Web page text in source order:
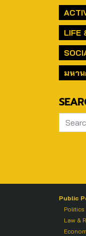
LIFE
มหา
Public
Politics
Law &